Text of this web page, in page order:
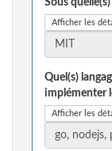
Sous
Afficher les
Quel(s)
implémenter
Afficher les